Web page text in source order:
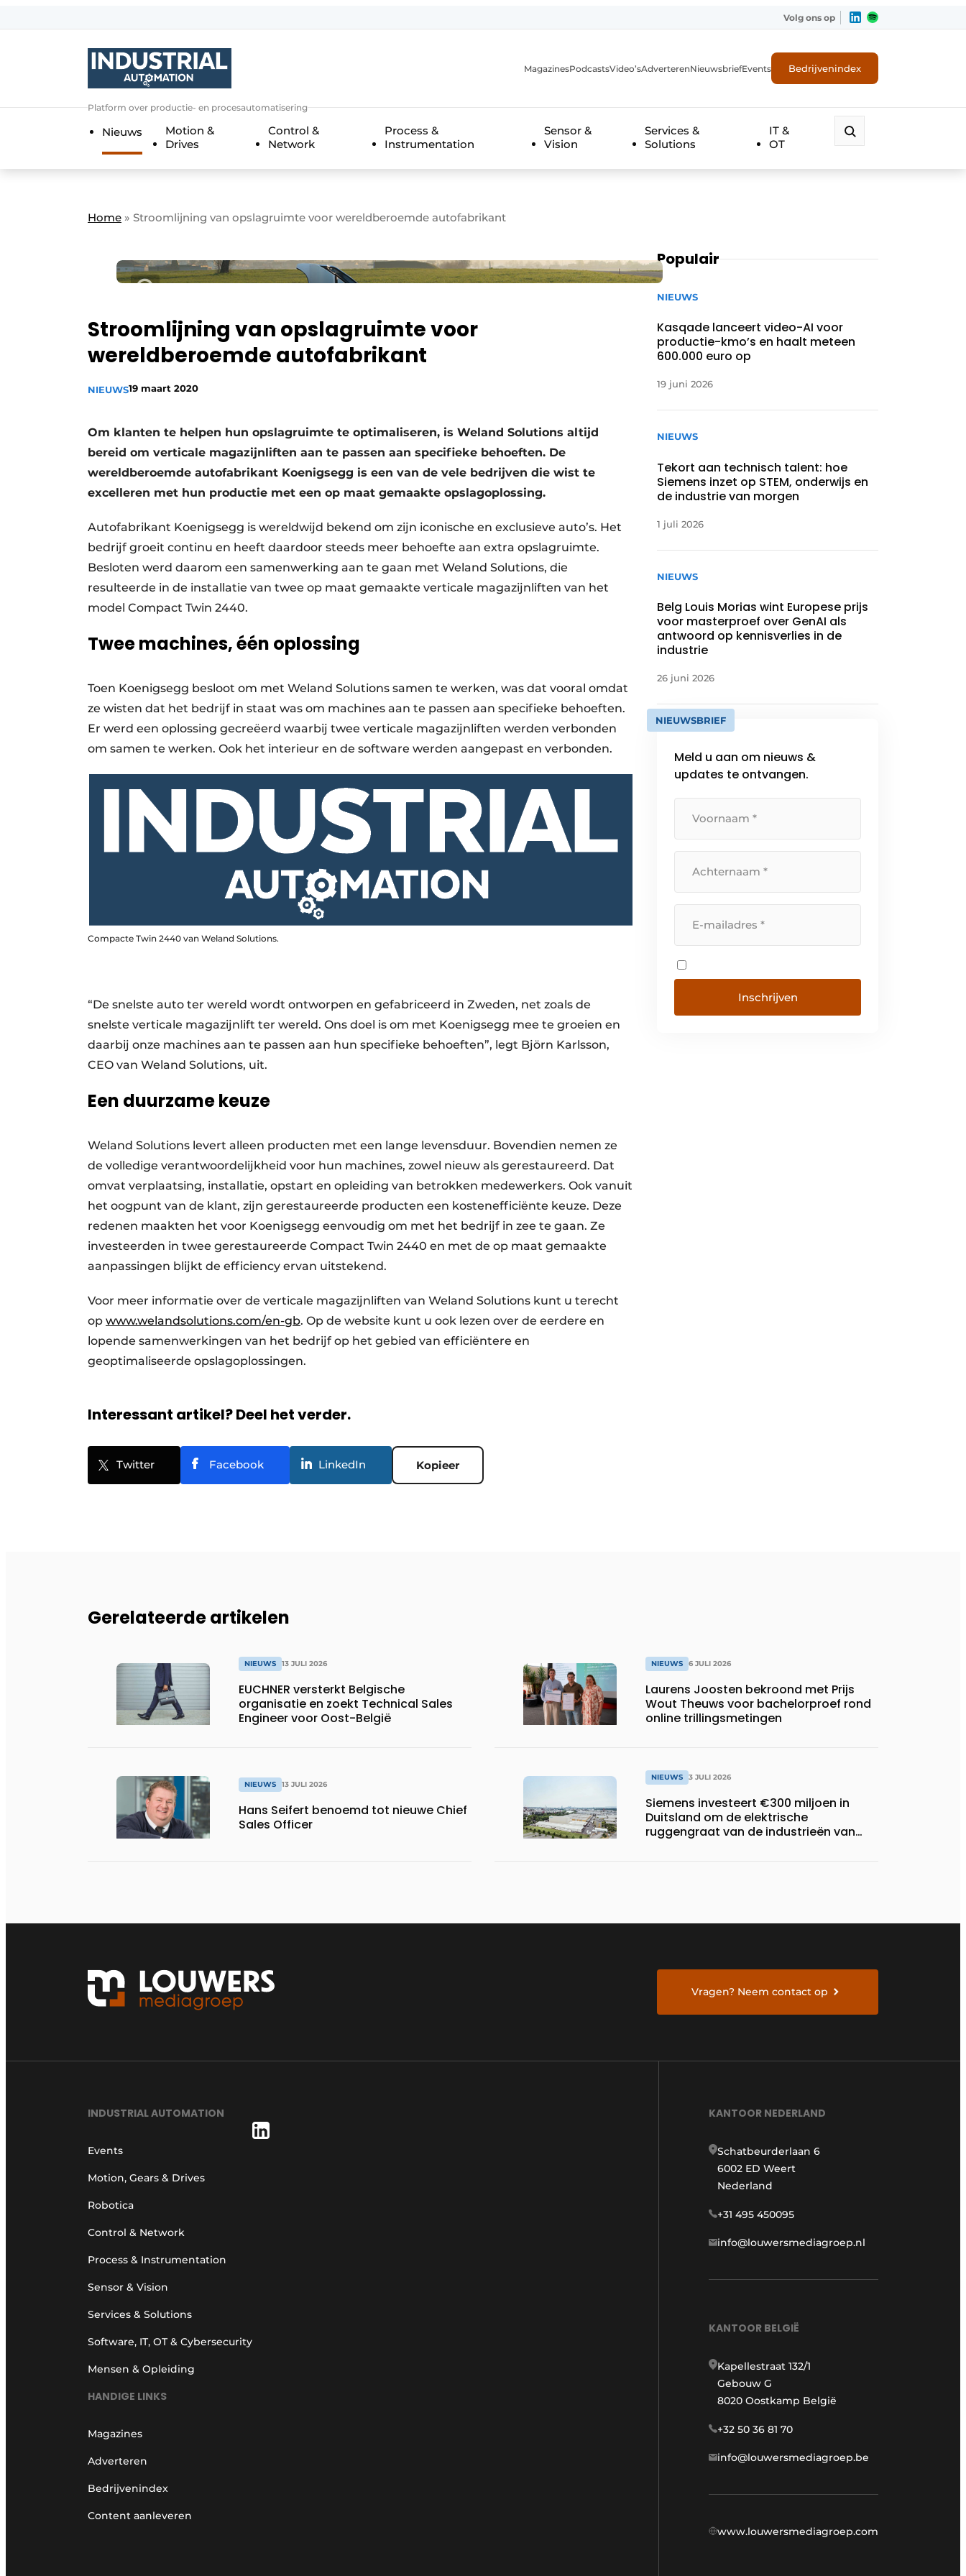
Algemene voorwaarden
Contact
Direct contact
Evenement aanmelden
Meest gelezen
Privacy / Cookie statement
Vacature aanmelden
Vacatures
Volg ons op
Platform over productie- en procesautomatisering
MagazinesPodcastsVideo’sAdverterenNieuwsbriefEvents Bedrijvenindex
Nieuws
Motion &
Drives
Control &
Network
Process &
Instrumentation
Sensor &
Vision
Services &
Solutions
IT &
OT
Home » Stroomlijning van opslagruimte voor wereldberoemde autofabrikant
Stroomlijning van opslagruimte voor
wereldberoemde autofabrikant
NIEUWS19 maart 2020
Om klanten te helpen hun opslagruimte te optimaliseren, is Weland Solutions altijd
bereid om verticale magazijnliften aan te passen aan specifieke behoeften. De
wereldberoemde autofabrikant Koenigsegg is een van de vele bedrijven die wist te
excelleren met hun productie met een op maat gemaakte opslagoplossing.
Autofabrikant Koenigsegg is wereldwijd bekend om zijn iconische en exclusieve auto’s. Het
bedrijf groeit continu en heeft daardoor steeds meer behoefte aan extra opslagruimte.
Besloten werd daarom een samenwerking aan te gaan met Weland Solutions, die
resulteerde in de installatie van twee op maat gemaakte verticale magazijnliften van het
model Compact Twin 2440.
Twee machines, één oplossing
Toen Koenigsegg besloot om met Weland Solutions samen te werken, was dat vooral omdat
ze wisten dat het bedrijf in staat was om machines aan te passen aan specifieke behoeften.
Er werd een oplossing gecreëerd waarbij twee verticale magazijnliften werden verbonden
om samen te werken. Ook het interieur en de software werden aangepast en verbonden.
Compacte Twin 2440 van Weland Solutions.
“De snelste auto ter wereld wordt ontworpen en gefabriceerd in Zweden, net zoals de
snelste verticale magazijnlift ter wereld. Ons doel is om met Koenigsegg mee te groeien en
daarbij onze machines aan te passen aan hun specifieke behoeften”, legt Björn Karlsson,
CEO van Weland Solutions, uit.
Een duurzame keuze
Weland Solutions levert alleen producten met een lange levensduur. Bovendien nemen ze
de volledige verantwoordelijkheid voor hun machines, zowel nieuw als gerestaureerd. Dat
omvat verplaatsing, installatie, opstart en opleiding van betrokken medewerkers. Ook vanuit
het oogpunt van de klant, zijn gerestaureerde producten een kostenefficiënte keuze. Deze
redenen maakten het voor Koenigsegg eenvoudig om met het bedrijf in zee te gaan. Ze
investeerden in twee gerestaureerde Compact Twin 2440 en met de op maat gemaakte
aanpassingen blijkt de efficiency ervan uitstekend.
Voor meer informatie over de verticale magazijnliften van Weland Solutions kunt u terecht
op www.welandsolutions.com/en-gb. Op de website kunt u ook lezen over de eerdere en
lopende samenwerkingen van het bedrijf op het gebied van efficiëntere en
geoptimaliseerde opslagoplossingen.
Interessant artikel? Deel het verder.
Twitter Facebook LinkedIn Kopieer
Populair
NIEUWS
Kasqade lanceert video-AI voor
productie-kmo’s en haalt meteen
600.000 euro op
19 juni 2026
NIEUWS
Tekort aan technisch talent: hoe
Siemens inzet op STEM, onderwijs en
de industrie van morgen
1 juli 2026
NIEUWS
Belg Louis Morias wint Europese prijs
voor masterproef over GenAI als
antwoord op kennisverlies in de
industrie
26 juni 2026
NIEUWSBRIEF
Meld u aan om nieuws &
updates te ontvangen.
Gerelateerde artikelen
NIEUWS 13 JULI 2026
EUCHNER versterkt Belgische
organisatie en zoekt Technical Sales
Engineer voor Oost-België
NIEUWS 13 JULI 2026
Hans Seifert benoemd tot nieuwe Chief
Sales Officer
NIEUWS 6 JULI 2026
Laurens Joosten bekroond met Prijs
Wout Theuws voor bachelorproef rond
online trillingsmetingen
NIEUWS 3 JULI 2026
Siemens investeert €300 miljoen in
Duitsland om de elektrische
ruggengraat van de industrieën van
Vragen? Neem contact op
INDUSTRIAL AUTOMATION
Events
Motion, Gears & Drives
Robotica
Control & Network
Process & Instrumentation
Sensor & Vision
Services & Solutions
Software, IT, OT & Cybersecurity
Mensen & Opleiding
HANDIGE LINKS
Magazines
Adverteren
Bedrijvenindex
Content aanleveren
KANTOOR NEDERLAND
Schatbeurderlaan 6
6002 ED Weert
Nederland
+31 495 450095
info@louwersmediagroep.nl
KANTOOR BELGIË
Kapellestraat 132/1
Gebouw G
8020 Oostkamp België
+32 50 36 81 70
info@louwersmediagroep.be
www.louwersmediagroep.com